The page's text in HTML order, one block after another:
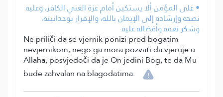
• على المؤمن ألا يستكين أمام عزة الغني الكافر، وعليه
نصحه وإرشاده إلى الإيمان بالله، والإقرار بوحدانيته،
وشكر نعمه وأفضاله عليه.
Ne priliči da se vjernik ponizi pred bogatim
nevjernikom, nego ga mora pozvati da vjeruje u
Allaha, posvjedoči da je On jedini Bog, te da Mu
bude zahvalan na blagodatima.